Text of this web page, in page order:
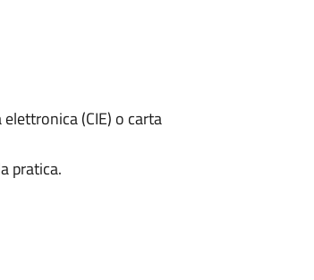
(CIE) o carta
pratica.